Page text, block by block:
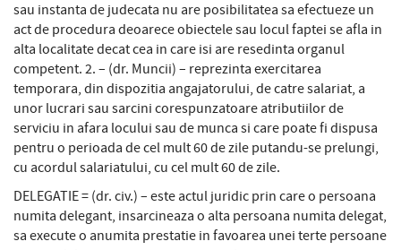
sau instanta de judecata nu are posibilitatea sa efectueze un
act de procedura deoarece obiectele sau locul faptei se afla in
alta localitate decat cea in care isi are resedinta organul
competent. 2. – (dr. Muncii) – reprezinta exercitarea
temporara, din dispozitia angajatorului, de catre salariat, a
unor lucrari sau sarcini corespunzatoare atributiilor de
serviciu in afara locului sau de munca si care poate fi dispusa
pentru o perioada de cel mult 60 de zile putandu-se prelungi,
cu acordul salariatului, cu cel mult 60 de zile.
DELEGATIE = (dr. civ.) – este actul juridic prin care o persoana
numita delegant, insarcineaza o alta persoana numita delegat,
sa execute o anumita prestatie in favoarea unei terte persoane